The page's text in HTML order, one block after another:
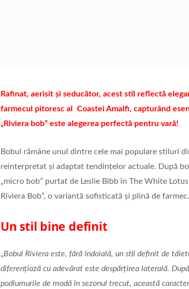
Rafinat, aerisit și seducător, acest stil reflectă
farmecul pitoresc al Coastei Amalfi, capturând
„Riviera bob” este alegerea perfectă pentru vară!
Bobul rămâne unul dintre cele mai populare stiluri
reinterpretat și adaptat tendințelor actuale. După
„micro bob” purtat de Leslie Bibb în The White
Riviera Bob”, o variantă sofisticată și plină de farmec.
Un stil bine definit
„Bobul Riviera este, fără îndoială, un stil definit de
diferențiază cu adevărat este despărțirea laterală.
podiumurile de modă în sezonul trecut, această